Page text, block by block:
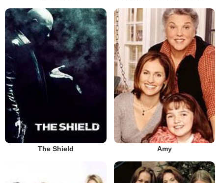
The Shield Amy